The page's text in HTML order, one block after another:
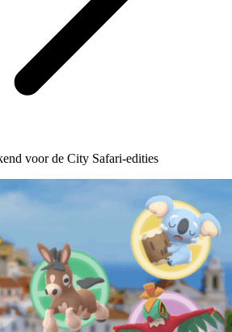
voor de City Safari-edities